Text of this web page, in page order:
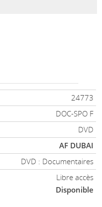
24773
DOC-SPO F
DVD
AF DUBAI
DVD : Documentaires
Libre accès
Disponible